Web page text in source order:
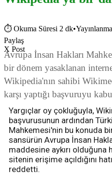
⏱ Okuma Süresi 2 dk•
Paylaş
X Post
Avrupa İnsan Hakları
bir dönem yasaklanan
Wikipedia'nın sahibi
karşı yaptığı başvuruyu
Yargıçlar oy çokluğuyla,
başvurusunun ardından
Mahkemesi'nin bu konuda bir
sansürün Avrupa İnsan
maddesine aykırı
sitenin erişime açıldığını
reddetti.